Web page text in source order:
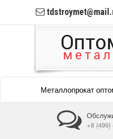
Металлопрокат
+8 (499)